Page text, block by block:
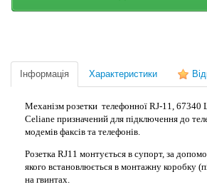
Інформація Характеристики
Механізм розетки телефонної RJ-11, 67340
Celiane призначений для підключення до
модемів факсів та телефонів.
Розетка RJ11 монтується в супорт, за
якого встановлюється в монтажну коробку
на гвинтах.